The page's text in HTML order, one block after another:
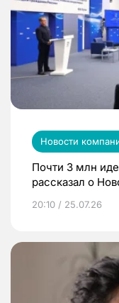
Новости
Почти 3 млн
рассказал о
20:10 / 25.07.26